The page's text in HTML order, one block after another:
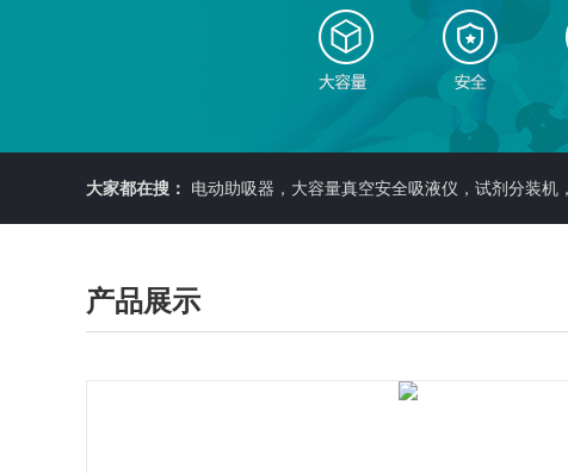
大家都在搜： 电动助吸器，大容量真空安全吸液仪，试剂分装
产品展示